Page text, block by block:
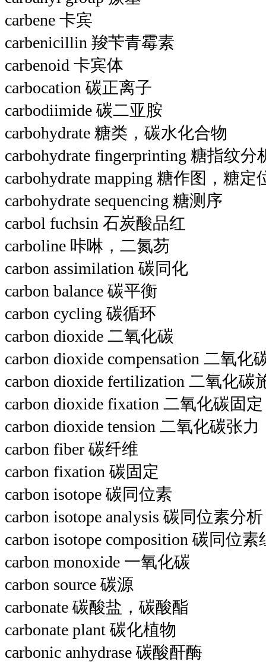
carbene 卡宾
carbenicillin 羧苄青霉素
carbenoid 卡宾体
carbocation 碳正离子
carbodiimide 碳二亚胺
carbohydrate 糖类，碳水化合物
carbohydrate fingerprinting 糖指纹分
carbohydrate mapping 糖作图，糖定
carbohydrate sequencing 糖测序
carbol fuchsin 石炭酸品红
carboline 咔啉，二氮芴
carbon assimilation 碳同化
carbon balance 碳平衡
carbon cycling 碳循环
carbon dioxide 二氧化碳
carbon dioxide compensation 二氧化
carbon dioxide fertilization 二氧化碳
carbon dioxide fixation 二氧化碳固定
carbon dioxide tension 二氧化碳张力
carbon fiber 碳纤维
carbon fixation 碳固定
carbon isotope 碳同位素
carbon isotope analysis 碳同位素分析
carbon isotope composition 碳同位素
carbon monoxide 一氧化碳
carbon source 碳源
carbonate 碳酸盐，碳酸酯
carbonate plant 碳化植物
carbonic anhydrase 碳酸酐酶